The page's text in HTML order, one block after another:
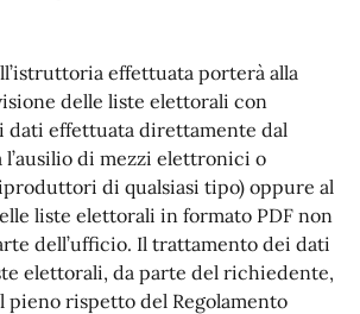
effettuata porterà alla
delle liste elettorali con
dati effettuata direttamente dal
di mezzi elettronici o
di qualsiasi tipo) oppure al
liste elettorali in formato PDF non
dell’ufficio. Il trattamento dei dati
elettorali, da parte del richiedente,
pieno rispetto del Regolamento